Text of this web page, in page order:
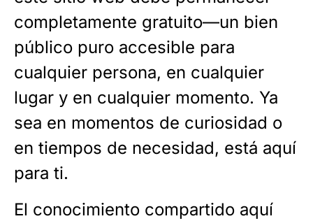
completamente gratuito—un bien
público puro accesible para
cualquier persona, en cualquier
lugar y en cualquier momento. Ya
sea en momentos de curiosidad o
en tiempos de necesidad, está aquí
para ti.
El conocimiento compartido aquí